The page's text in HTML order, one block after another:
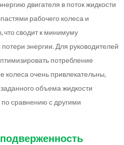
двигателя в поток жидкости
рабочего колеса и
что сводит к минимуму
энергии. Для руководителей
потребление
колеса очень привлекательны,
объема жидкости
сравнению с другими